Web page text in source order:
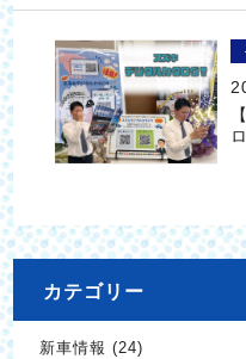
カテゴリー
新車情報 (24)